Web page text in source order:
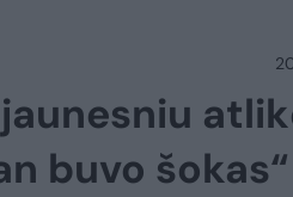
buvo šokas“